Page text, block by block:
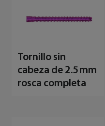
Tornillo sin
cabeza de 2.5 mm
rosca completa